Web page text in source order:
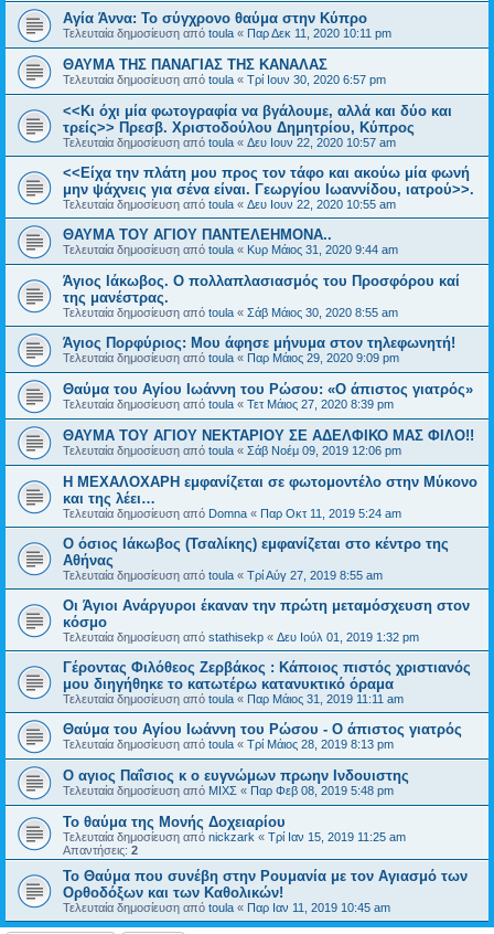
Αγία Άννα: Το σύγχρονο θαύμα στην Κύπρο
Τελευταία δημοσίευση από toula « Παρ Δεκ 11, 2020 10:11 pm
ΘΑΥΜΑ ΤΗΣ ΠΑΝΑΓΙΑΣ ΤΗΣ ΚΑΝΑΛΑΣ
Τελευταία δημοσίευση από toula « Τρί Ιουν 30, 2020 6:57 pm
<<Κι όχι μία φωτογραφία να βγάλουμε, αλλά και δύο και
τρείς>> Πρεσβ. Χριστοδούλου Δημητρίου, Κύπρος
Τελευταία δημοσίευση από toula « Δευ Ιουν 22, 2020 10:57 am
<<Είχα την πλάτη μου προς τον τάφο και ακούω μία φωνή
μην ψάχνεις για σένα είναι. Γεωργίου Ιωαννίδου, ιατρού>>.
Τελευταία δημοσίευση από toula « Δευ Ιουν 22, 2020 10:55 am
ΘΑΥΜΑ ΤΟΥ ΑΓΙΟΥ ΠΑΝΤΕΛΕΗΜΟΝΑ..
Τελευταία δημοσίευση από toula « Κυρ Μάιος 31, 2020 9:44 am
Άγιος Ιάκωβος. Ο πολλαπλασιασμός του Προσφόρου καί
της μανέστρας.
Τελευταία δημοσίευση από toula « Σάβ Μάιος 30, 2020 8:55 am
Άγιος Πορφύριος: Μου άφησε μήνυμα στον τηλεφωνητή!
Τελευταία δημοσίευση από toula « Παρ Μάιος 29, 2020 9:09 pm
Θαύμα του Αγίου Ιωάννη του Ρώσου: «Ο άπιστος γιατρός»
Τελευταία δημοσίευση από toula « Τετ Μάιος 27, 2020 8:39 pm
ΘΑΥΜΑ ΤΟΥ ΑΓΙΟΥ ΝΕΚΤΑΡΙΟΥ ΣΕ ΑΔΕΛΦΙΚΟ ΜΑΣ ΦΙΛΟ!!
Τελευταία δημοσίευση από toula « Σάβ Νοέμ 09, 2019 12:06 pm
Η ΜΕΧΑΛΟΧΑΡΗ εμφανίζεται σε φωτομοντέλο στην Μύκονο
και της λέει…
Τελευταία δημοσίευση από Domna « Παρ Οκτ 11, 2019 5:24 am
Ο όσιος Ιάκωβος (Τσαλίκης) εμφανίζεται στο κέντρο της
Αθήνας
Τελευταία δημοσίευση από toula « Τρί Αύγ 27, 2019 8:55 am
Οι Άγιοι Ανάργυροι έκαναν την πρώτη μεταμόσχευση στον
κόσμο
Τελευταία δημοσίευση από stathisekp « Δευ Ιούλ 01, 2019 1:32 pm
Γέροντας Φιλόθεος Ζερβάκος : Κάποιος πιστός χριστιανός
μου διηγήθηκε το κατωτέρω κατανυ­κτικό όραμα
Τελευταία δημοσίευση από toula « Παρ Μάιος 31, 2019 11:11 am
Θαύμα του Αγίου Ιωάννη του Ρώσου - Ο άπιστος γιατρός
Τελευταία δημοσίευση από toula « Τρί Μάιος 28, 2019 8:13 pm
Ο αγιος Παΐσιος κ ο ευγνώμων πρωην Ινδουιστης
Τελευταία δημοσίευση από ΜΙΧΣ « Παρ Φεβ 08, 2019 5:48 pm
Το θαύμα της Μονής Δοχειαρίου
Τελευταία δημοσίευση από nickzark « Τρί Ιαν 15, 2019 11:25 am
Απαντήσεις: 2
Το Θαύμα που συνέβη στην Ρουμανία με τον Αγιασμό των
Ορθοδόξων και των Καθολικών!
Τελευταία δημοσίευση από toula « Παρ Ιαν 11, 2019 10:45 am